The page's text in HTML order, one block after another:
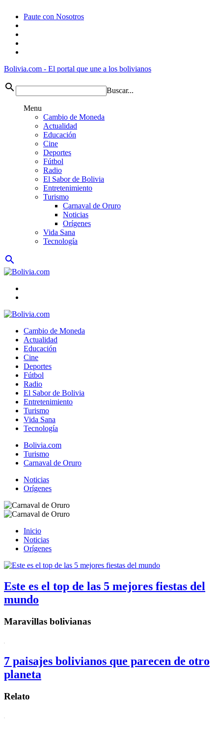
Paute con Nosotros
Bolivia.com - El portal que une a los bolivianos
search Buscar...
Menu
Cambio de Moneda
Actualidad
Educación
Cine
Deportes
Fútbol
Radio
El Sabor de Bolivia
Entretenimiento
Turismo
Carnaval de Oruro
Noticias
Orígenes
Vida Sana
Tecnología
search
Cambio de Moneda
Actualidad
Educación
Cine
Deportes
Fútbol
Radio
El Sabor de Bolivia
Entretenimiento
Turismo
Vida Sana
Tecnología
Bolivia.com
Turismo
Carnaval de Oruro
Noticias
Orígenes
Inicio
Noticias
Orígenes
Este es el top de las 5 mejores fiestas del
mundo
Maravillas bolivianas
7 paisajes bolivianos que parecen de otro
planeta
Relato